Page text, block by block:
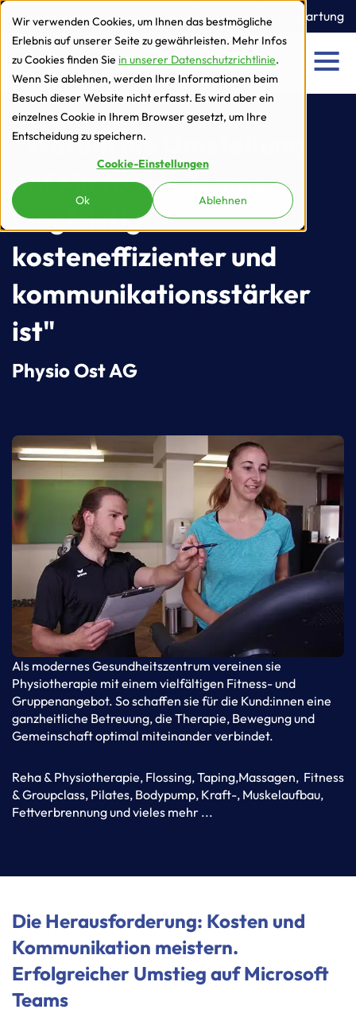
Wir verwenden Cookies, um Ihnen das bestmögliche
Erlebnis auf unserer Seite zu gewährleisten. Mehr Infos
zu Cookies finden Sie in unserer Datenschutzrichtlinie.
Wenn Sie ablehnen, werden Ihre Informationen beim
Besuch dieser Website nicht erfasst. Es wird aber ein
einzelnes Cookie in Ihrem Browser gesetzt, um Ihre
Entscheidung zu speichern.
Cookie-Einstellungen
Ok Ablehnen
zur Navigation
zum Inhalt
Ticket Fernwartung
Menu
"Warum die Umstellung
auf Microsoft Teams
langfristig
kosteneffizienter und
kommunikationsstärker
ist"
Physio Ost AG
Als modernes Gesundheitszentrum vereinen sie
Physiotherapie mit einem vielfältigen Fitness- und
Gruppenangebot. So schaffen sie für die Kund:innen eine
ganzheitliche Betreuung, die Therapie, Bewegung und
Gemeinschaft optimal miteinander verbindet.
Reha & Physiotherapie, Flossing, Taping,Massagen, Fitness
& Groupclass, Pilates, Bodypump, Kraft-, Muskelaufbau,
Fettverbrennung und vieles mehr ...
Die Herausforderung: Kosten und
Kommunikation meistern.
Erfolgreicher Umstieg auf Microsoft
Teams